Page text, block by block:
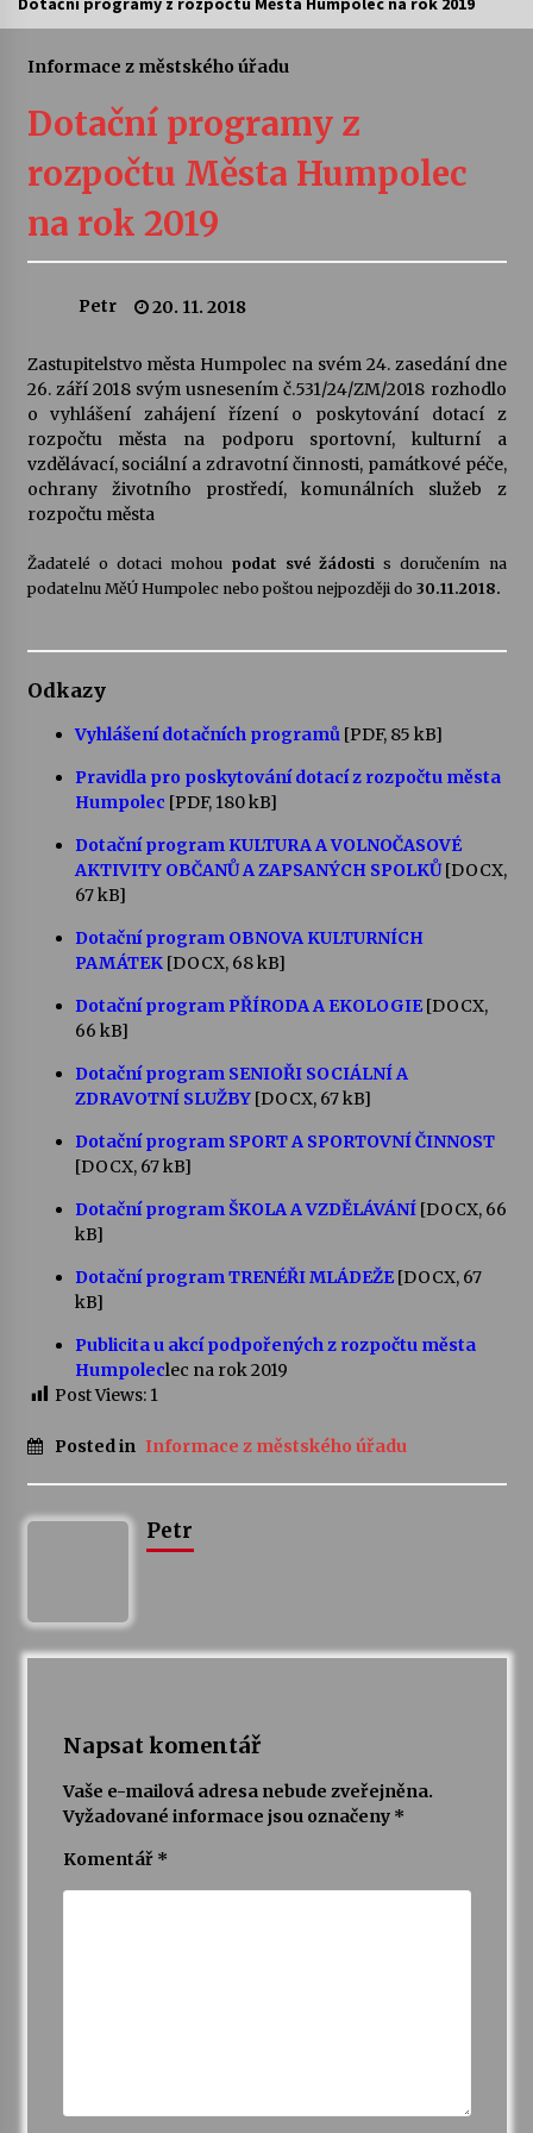
Sukuba Ensemble
Vernisáž výstavy Josefíny Duškové: Stávám se
kapkou
Veselí muzikanti
Pozvánka na integrační festival Quijotova
šedesátka: 28. 7.–1. 8. 2026
28. 7. 2026
Letní koncerty ve Stromovce: Kolchoz a
Jenakaši
Votavžatský ploty
Vysočinka
14. 7. 2026
Za kulturou kousek za Humpolec. V Želivě ožije
Želiv
3. 7. 2026
Informace z městského úřadu
Dotační programy z
rozpočtu Města Humpolec
na rok 2019
Petr 20. 11. 2018
Zastupitelstvo města Humpolec na svém 24. zasedání dne
26. září 2018 svým usnesením č.531/24/ZM/2018 rozhodlo
o vyhlášení zahájení řízení o poskytování dotací z
rozpočtu města na podporu sportovní, kulturní a
vzdělávací, sociální a zdravotní činnosti, památkové péče,
ochrany životního prostředí, komunálních služeb z
rozpočtu města
Žadatelé o dotaci mohou podat své žádostis doručením na
podatelnu MěÚ Humpolec nebo poštou nejpozději do 30.11.2018.
Odkazy
Vyhlášení dotačních programů[PDF, 85 kB]
Pravidla pro poskytování dotací z rozpočtu města
Humpolec [PDF, 180 kB]
Dotační program KULTURA A VOLNOČASOVÉ
AKTIVITY OBČANŮ A ZAPSANÝCH SPOLKŮ[DOCX,
67 kB]
Dotační program OBNOVA KULTURNÍCH
PAMÁTEK[DOCX, 68 kB]
Dotační program PŘÍRODA A EKOLOGIE[DOCX,
66 kB]
Dotační program SENIOŘI SOCIÁLNÍ A
ZDRAVOTNÍ SLUŽBY[DOCX, 67 kB]
Dotační program SPORT A SPORTOVNÍ ČINNOST
[DOCX, 67 kB]
Dotační program ŠKOLA A VZDĚLÁVÁNÍ[DOCX, 66
kB]
Dotační program TRENÉŘI MLÁDEŽE[DOCX, 67
kB]
Publicita u akcí podpořených z rozpočtu města
Humpoleclec na rok 2019
Post Views: 1
Posted in Informace z městského úřadu
Petr
Napsat komentář
Vaše e-mailová adresa nebude zveřejněna.
Vyžadované informace jsou označeny *
Komentář *